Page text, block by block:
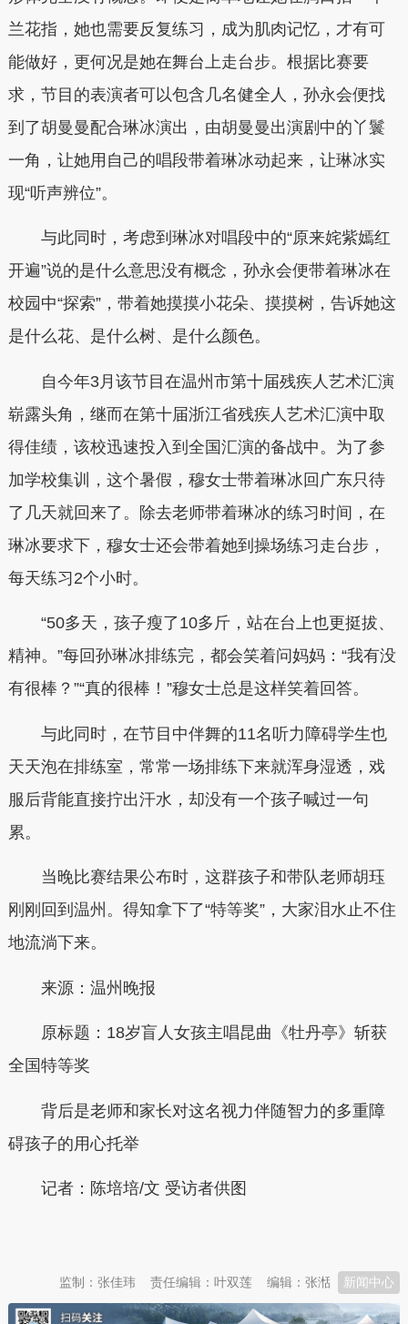
兰花指，她也需要反复练习，成为肌肉记忆，才有可
能做好，更何况是她在舞台上走台步。根据比赛要
求，节目的表演者可以包含几名健全人，孙永会便找
到了胡曼曼配合琳冰演出，由胡曼曼出演剧中的丫鬟
一角，让她用自己的唱段带着琳冰动起来，让琳冰实
现“听声辨位”。
与此同时，考虑到琳冰对唱段中的“原来姹紫嫣红
开遍”说的是什么意思没有概念，孙永会便带着琳冰在
校园中“探索”，带着她摸摸小花朵、摸摸树，告诉她这
是什么花、是什么树、是什么颜色。
自今年3月该节目在温州市第十届残疾人艺术汇演
崭露头角，继而在第十届浙江省残疾人艺术汇演中取
得佳绩，该校迅速投入到全国汇演的备战中。为了参
加学校集训，这个暑假，穆女士带着琳冰回广东只待
了几天就回来了。除去老师带着琳冰的练习时间，在
琳冰要求下，穆女士还会带着她到操场练习走台步，
每天练习2个小时。
“50多天，孩子瘦了10多斤，站在台上也更挺拔、
精神。”每回孙琳冰排练完，都会笑着问妈妈：“我有没
有很棒？”“真的很棒！”穆女士总是这样笑着回答。
与此同时，在节目中伴舞的11名听力障碍学生也
天天泡在排练室，常常一场排练下来就浑身湿透，戏
服后背能直接拧出汗水，却没有一个孩子喊过一句
累。
当晚比赛结果公布时，这群孩子和带队老师胡珏
刚刚回到温州。得知拿下了“特等奖”，大家泪水止不住
地流淌下来。
来源：温州晚报
原标题：18岁盲人女孩主唱昆曲《牡丹亭》斩获
全国特等奖
背后是老师和家长对这名视力伴随智力的多重障
碍孩子的用心托举
记者：陈培培/文 受访者供图
新闻中心
编辑：张湉
责任编辑：叶双莲
监制：张佳玮